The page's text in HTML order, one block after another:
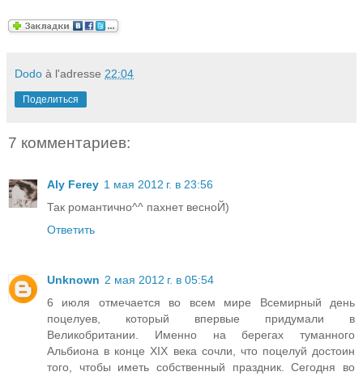
Dodo à l'adresse 22:04
Поделиться
7 комментариев:
Aly Ferey 1 мая 2012 г. в 23:56
Так романтично^^ пахнет весноЙ)
Ответить
Unknown 2 мая 2012 г. в 05:54
6 июля отмечается во всем мире Всемирный день
поцелуев, который впервые придумали в
Великобритании. Именно на берегах туманного
Альбиона в конце XIX века сочли, что поцелуй достоин
того, чтобы иметь собственный праздник. Сегодня во